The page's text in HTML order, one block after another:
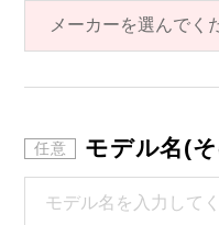
モデル名(